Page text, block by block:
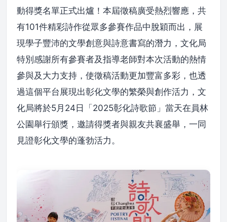
動得獎名單正式出爐！本屆徵稿廣受熱烈響應，共
有101件精彩詩作從眾多參賽作品中脫穎而出，展
現學子豐沛的文學創意與詩意書寫的潛力，文化局
特別感謝所有參賽者及指導老師對本次活動的熱情
參與及大力支持，使徵稿活動更加豐富多彩，也透
過這個平台展現出彰化文學的繁榮與創作活力，文
化局將於5月24日「2025彰化詩歌節」當天在員林
公園舉行頒獎，邀請得獎者與親友共襄盛舉，一同
見證彰化文學的蓬勃活力。